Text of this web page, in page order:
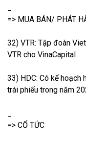
=> MUA BÁN/ PHÁT
32) VTR: Tập đoàn
VTR cho VinaCapital
33) HDC: Có kế hoạch
trái phiếu trong năm
=> CỔ TỨC